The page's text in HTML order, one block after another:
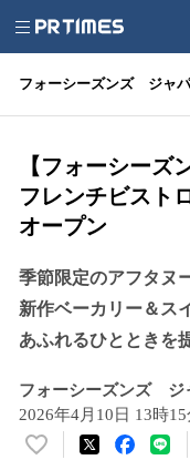
フォーシーズンズ ジャ
【フォーシーズ
フレンチビスト
オープン
季節限定のアフタヌ
新作ベーカリー＆ス
あふれるひとときを
フォーシーズンズ ジ
2026年4月10日 13時15
い